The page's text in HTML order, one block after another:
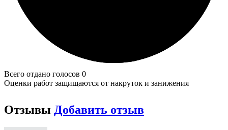
Всего отдано голосов 0
Оценки работ защищаются от накруток и занижения
Отзывы Добавить отзыв